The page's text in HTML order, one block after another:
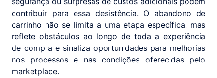
contribuir para essa desistência. O abandono de
carrinho não se limita a uma etapa específica, mas
reflete obstáculos ao longo de toda a experiência
de compra e sinaliza oportunidades para melhorias
nos processos e nas condições oferecidas pelo
marketplace.